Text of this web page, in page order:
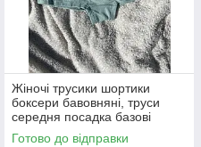
Жіночі трусики шортики
боксери бавовняні, труси
середня посадка базові
комфортні Vimerlea's spring
Готово до відправки